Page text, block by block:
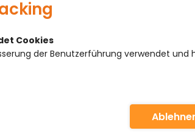
Cookies
der Benutzerführung verwendet und